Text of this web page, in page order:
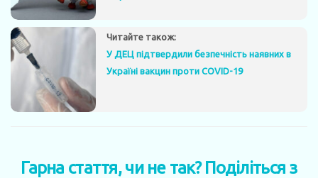
Читайте також:
У ДЕЦ підтвердили безпечність наявних в
Україні вакцин проти COVID-19
Гарна стаття, чи не так? Поділіться з